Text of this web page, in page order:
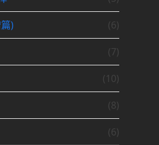
) (6)
(7)
(10)
(8)
(6)